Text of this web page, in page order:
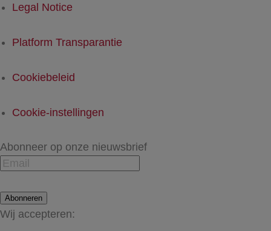
Legal Notice
Platform Transparantie
Cookiebeleid
Cookie-instellingen
Abonneer op onze nieuwsbrief
Abonneren
Wij accepteren: